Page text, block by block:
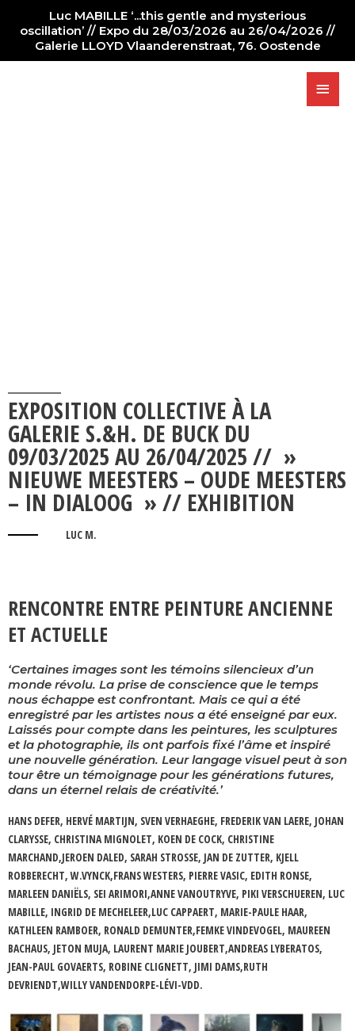
Luc MABILLE ‘...this gentle and mysterious
oscillation’ // Expo du 28/03/2026 au 26/04/2026 //
Galerie LLOYD Vlaanderenstraat, 76. Oostende
EXPOSITION COLLECTIVE À LA
GALERIE S.&H. DE BUCK DU
09/03/2025 AU 26/04/2025 // »
NIEUWE MEESTERS – OUDE MEESTERS
– IN DIALOOG » // EXHIBITION
LUC M.
RENCONTRE ENTRE PEINTURE ANCIENNE
ET ACTUELLE
‘Certaines images sont les témoins silencieux d’un
monde révolu. La prise de conscience que le temps
nous échappe est confrontant. Mais ce qui a été
enregistré par les artistes nous a été enseigné par eux.
Laissés pour compte dans les peintures, les sculptures
et la photographie, ils ont parfois fixé l’âme et inspiré
une nouvelle génération. Leur langage visuel peut à son
tour être un témoignage pour les générations futures,
dans un éternel relais de créativité.’
HANS DEFER, HERVÉ MARTIJN, SVEN VERHAEGHE, FREDERIK VAN LAERE, JOHAN
CLARYSSE, CHRISTINA MIGNOLET, KOEN DE COCK, CHRISTINE
MARCHAND,JEROEN DALED, SARAH STROSSE, JAN DE ZUTTER, KJELL
ROBBERECHT, W.VYNCK,FRANS WESTERS, PIERRE VASIC, EDITH RONSE,
MARLEEN DANIËLS, SEI ARIMORI,ANNE VANOUTRYVE, PIKI VERSCHUEREN, LUC
MABILLE, INGRID DE MECHELEER,LUC CAPPAERT, MARIE-PAULE HAAR,
KATHLEEN RAMBOER, RONALD DEMUNTER,FEMKE VINDEVOGEL, MAUREEN
BACHAUS, JETON MUJA, LAURENT MARIE JOUBERT,ANDREAS LYBERATOS,
JEAN-PAUL GOVAERTS, ROBINE CLIGNETT, JIMI DAMS,RUTH
DEVRIENDT,WILLY VANDENDORPE-LÉVI-VDD.